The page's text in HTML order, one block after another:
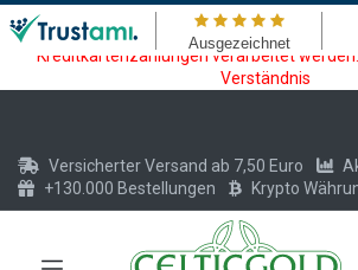
Wartungsarbeiten am Kreditkarten und
Zeit vom 20.07. - 09.08.2026 können
Kreditkartenzahlungen verarbeitet
Verständnis
Versicherter Versand ab 7,50 Euro
+130.000 Bestellungen
Krypto